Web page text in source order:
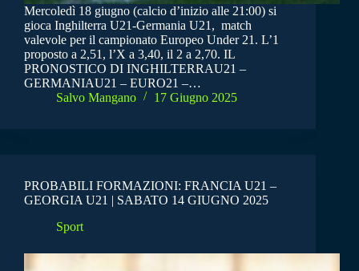
Mercoledì 18 giugno (calcio d’inizio alle 21:00) si
gioca Inghilterra U21-Germania U21, match
valevole per il campionato Europeo Under 21. L’1
proposto a 2,51, l’X a 3,40, il 2 a 2,70. IL
PRONOSTICO DI INGHILTERRAU21 –
GERMANIAU21 – EURO21 –…
Salvo Mangano
17 Giugno 2025
PROBABILI FORMAZIONI: FRANCIA U21 –
GEORGIA U21 | SABATO 14 GIUGNO 2025
Sport